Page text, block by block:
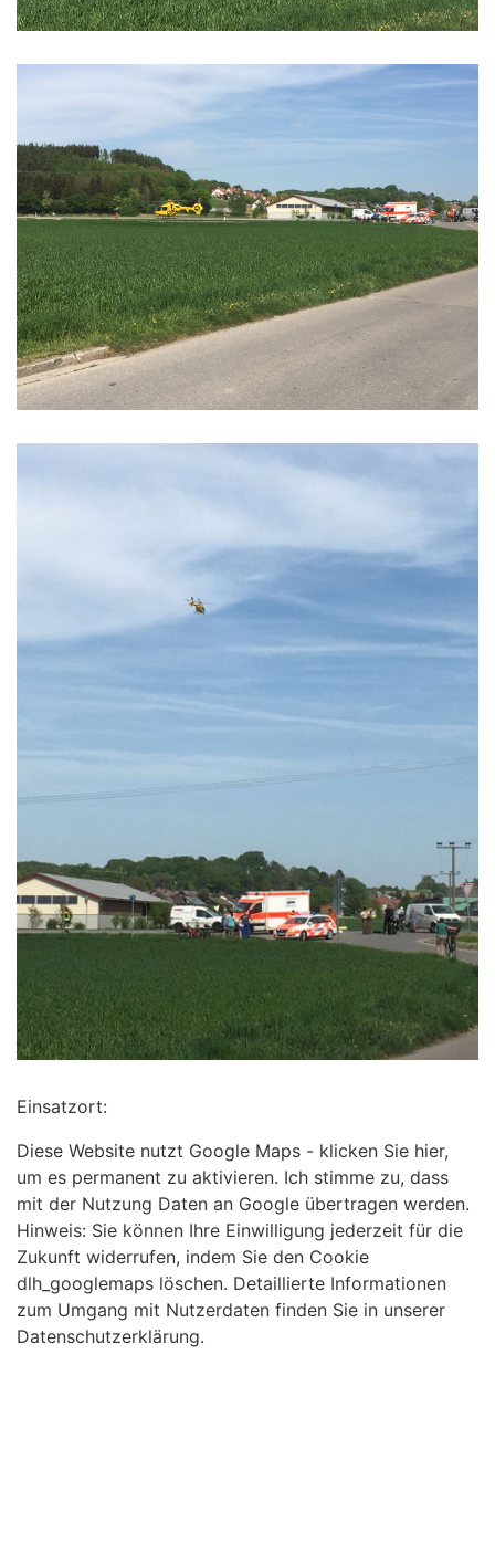
Einsatzort:
Diese Website nutzt Google Maps - klicken Sie hier,
um es permanent zu aktivieren. Ich stimme zu, dass
mit der Nutzung Daten an Google übertragen werden.
Hinweis: Sie können Ihre Einwilligung jederzeit für die
Zukunft widerrufen, indem Sie den Cookie
dlh_googlemaps löschen. Detaillierte Informationen
zum Umgang mit Nutzerdaten finden Sie in unserer
Datenschutzerklärung.